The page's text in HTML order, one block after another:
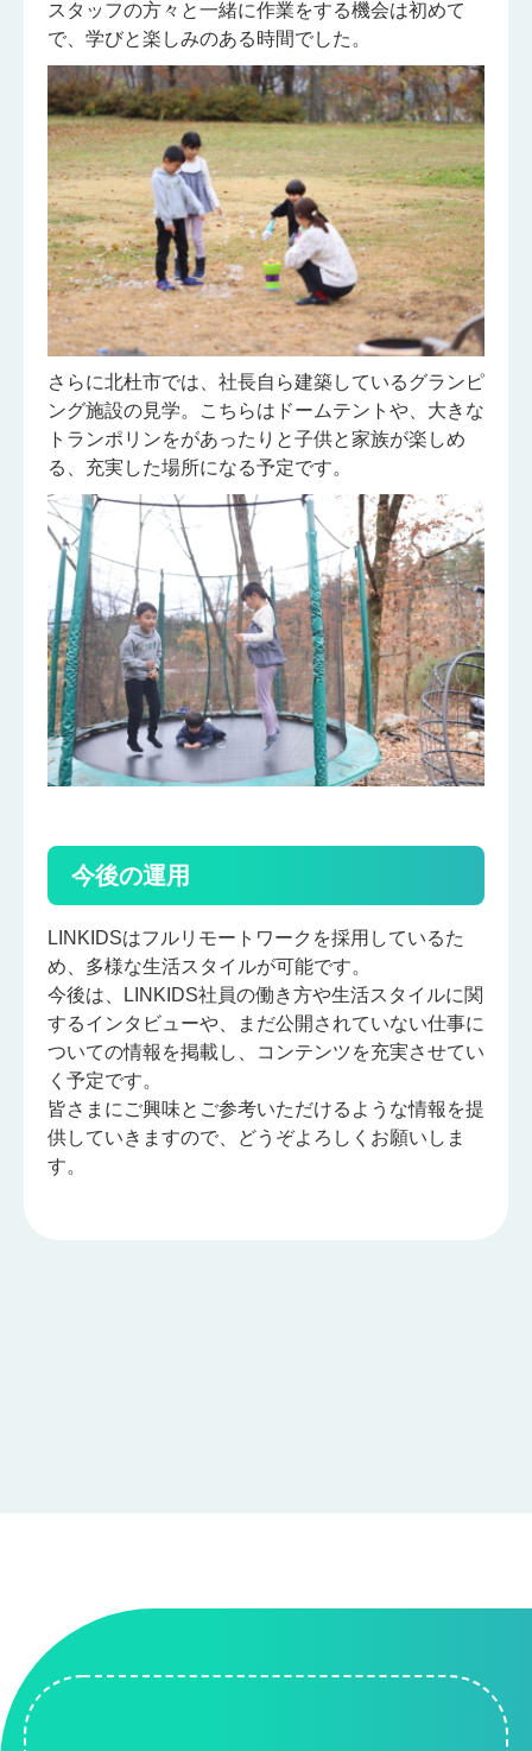
スタッフの方々と一緒に作業をする機会は初めて
で、学びと楽しみのある時間でした。
さらに北杜市では、社長自ら建築しているグランピ
ング施設の見学。こちらはドームテントや、大きな
トランポリンをがあったりと子供と家族が楽しめ
る、充実した場所になる予定です。
今後の運用
LINKIDSはフルリモートワークを採用しているた
め、多様な生活スタイルが可能です。
今後は、LINKIDS社員の働き方や生活スタイルに関
するインタビューや、まだ公開されていない仕事に
ついての情報を掲載し、コンテンツを充実させてい
く予定です。
皆さまにご興味とご参考いただけるような情報を提
供していきますので、どうぞよろしくお願いしま
す。